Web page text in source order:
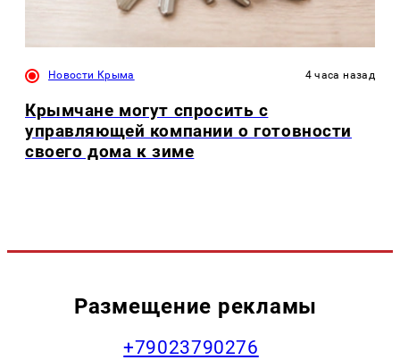
Новости Крыма 4 часа назад
Крымчане могут спросить с
управляющей компании о готовности
своего дома к зиме
Размещение рекламы
+79023790276